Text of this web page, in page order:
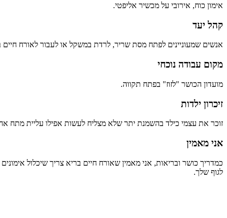
אימון כוח, אירובי על מכשיר אליפטי.
קהל יעד
אנשים שמעוניינים לפתח מסת שריר, לרדת במשקל או לעבור לאורח חיים
מקום עבודה נוכחי
מועדון הכושר "לזוז" בפתח תקווה.
זיכרון ילדות
זוכר את עצמי כילד בהשמנת יתר שלא מצליח לעשות אפילו עליית מתח
אני מאמין
כמדריך כושר ובריאות, אני מאמין שאורח חיים בריא צריך שיכלול
לגוף שלך.